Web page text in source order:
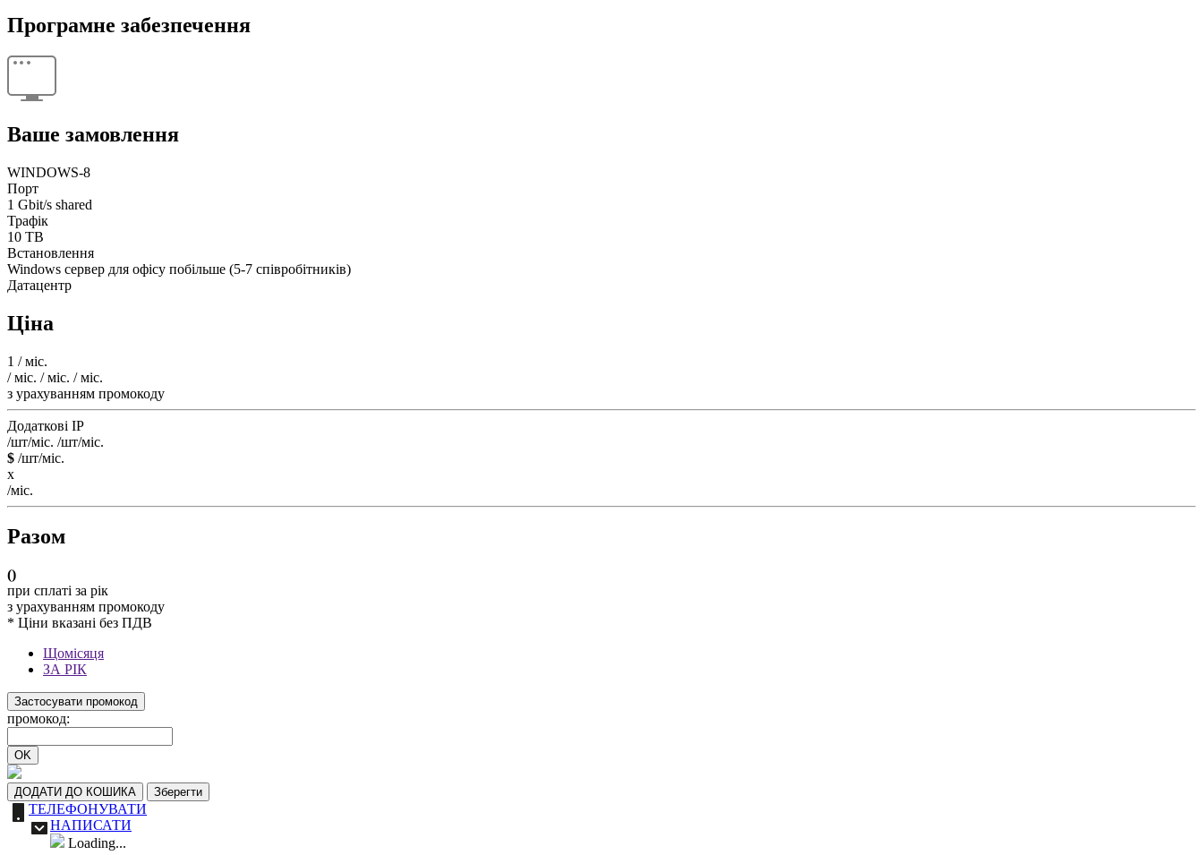
Програмне забезпечення
Ваше замовлення
WINDOWS-8
Порт
1 Gbit/s shared
Трафік
10 TB
Встановлення
Windows cервер для офісу побільше (5-7 співробітників)
Датацентр
Ціна
1 / міс.
/ міс. / міс. / міс.
з урахуванням промокоду
Додаткові IP
/шт/міс. /шт/міс.
$ /шт/міс.
x
/міс.
Разом
()
при сплаті за рік
з урахуванням промокоду
* Ціни вказані без ПДВ
Щомісяця
ЗА РІК
Застосувати промокод
промокод:
OK
ДОДАТИ ДО КОШИКА Зберегти
ТЕЛЕФОНУВАТИ
НАПИСАТИ
Loading...